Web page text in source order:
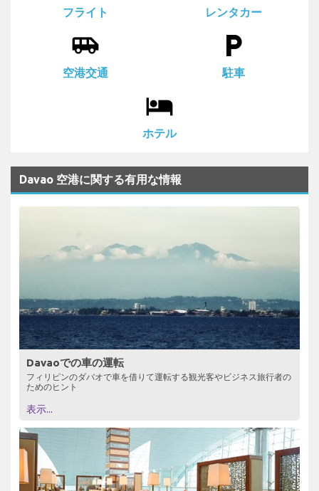
フライト レンタカー
airport_shuttle
空港交通
local_parking
駐車
local_hotel
ホテル
Davao 空港に関する有用な情報
Davaoでの車の運転
フィリピンのダバオで車を借りて運転する観光客やビジネス旅行者の
ためのヒント
表示...